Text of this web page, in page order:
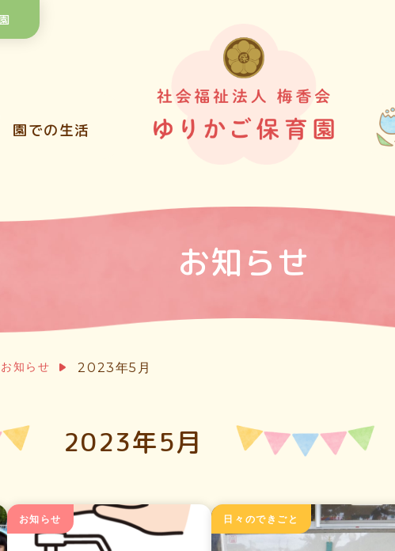
園での生活
お知らせ
お知らせ 2023年5月
2023年5月
お知らせ 日々のできごと